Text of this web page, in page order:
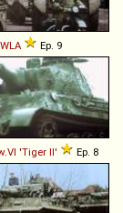
WLA Ep. 9
.VI 'Tiger II' Ep. 8